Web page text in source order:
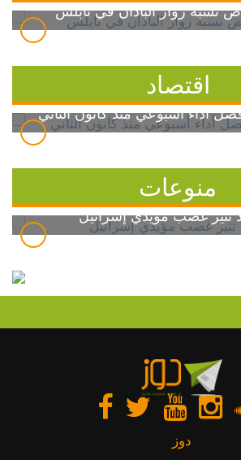
نسبة زوار الباذان في نابلس
اقتصاد
أداء أسبوعي منذ كانون الثاني
منوعات
تثير غضب مؤيدي إسرائيل
دوز